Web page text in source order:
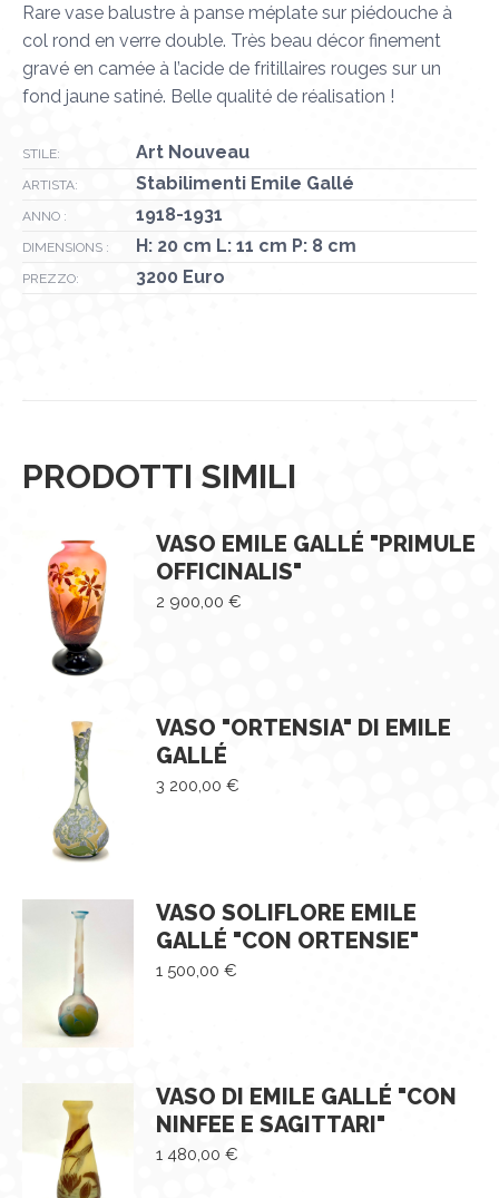
Rare vase balustre à panse méplate sur piédouche à
col rond en verre double. Très beau décor finement
gravé en camée à l’acide de fritillaires rouges sur un
fond jaune satiné. Belle qualité de réalisation !
STILE: Art Nouveau
ARTISTA: Stabilimenti Emile Gallé
ANNO : 1918-1931
DIMENSIONS : H: 20 cm L: 11 cm P: 8 cm
PREZZO: 3200 Euro
PRODOTTI SIMILI
VASO EMILE GALLÉ "PRIMULE
OFFICINALIS"
2 900,00 €
VASO "ORTENSIA" DI EMILE
GALLÉ
3 200,00 €
VASO SOLIFLORE EMILE
GALLÉ "CON ORTENSIE"
1 500,00 €
VASO DI EMILE GALLÉ "CON
NINFEE E SAGITTARI"
1 480,00 €